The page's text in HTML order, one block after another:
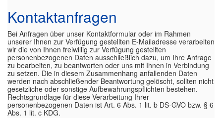
Kontaktanfragen
Bei Anfragen über unser Kontaktformular oder im Rahmen
unserer Ihnen zur Verfügung gestellten E-Mailadresse verarbeiten
wir die von Ihnen freiwillig zur Verfügung gestellten
personenbezogenen Daten ausschließlich dazu, um Ihre Anfrage
zu bearbeiten, zu beantworten oder uns mit Ihnen in Verbindung
zu setzen. Die in diesem Zusammenhang anfallenden Daten
werden nach abschließender Beantwortung gelöscht, sollten nicht
gesetzliche oder sonstige Aufbewahrungspflichten bestehen.
Rechtsgrundlage für diese Verarbeitung Ihrer
personenbezogenen Daten ist Art. 6 Abs. 1 lit. b DS-GVO bzw. § 6
Abs. 1 lit. c KDG.